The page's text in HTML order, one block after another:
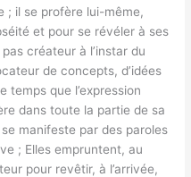
; il se profère lui-même,
et pour se révéler à ses
créateur à l’instar du
de concepts, d’idées
temps que l’expression
dans toute la partie de sa
manifeste par des paroles
; Elles empruntent, au
pour revêtir, à l’arrivée,